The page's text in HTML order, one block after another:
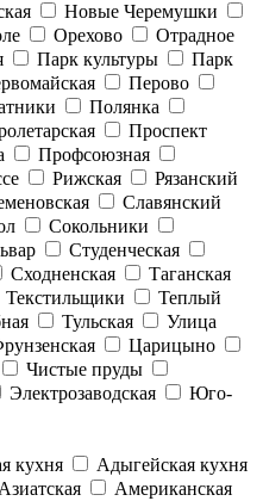
Новые Черемушки
Орехово
Отрадное
Парк культуры
Парк
Перово
Полянка
Проспект
Профсоюзная
Рижская
Рязанский
Славянский
Сокольники
Студенческая
Сходненская
Таганская
Текстильщики
Теплый
Тульская
Улица
Царицыно
Чистые пруды
Электрозаводская
Юго-
кухня
Адыгейская кухня
Азиатская
Американская